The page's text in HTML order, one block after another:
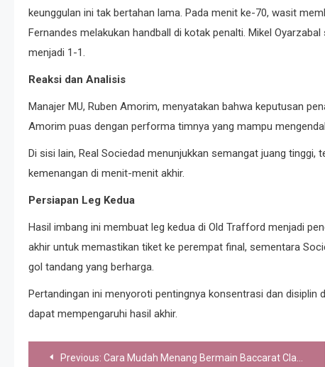
keunggulan ini tak bertahan lama. Pada menit ke-70, wasit
Fernandes melakukan handball di kotak penalti. Mikel
menjadi 1-1.
Reaksi dan Analisis
Manajer MU, Ruben Amorim, menyatakan bahwa keputusan
Amorim puas dengan performa timnya yang mampu
Di sisi lain, Real Sociedad menunjukkan semangat juang
kemenangan di menit-menit akhir.
Persiapan Leg Kedua
Hasil imbang ini membuat leg kedua di Old Trafford menjadi
akhir untuk memastikan tiket ke perempat final, sementara
gol tandang yang berharga.
Pertandingan ini menyoroti pentingnya konsentrasi dan
dapat mempengaruhi hasil akhir.
PostPrevious: Cara Mudah Menang Bermain Baccarat Classic